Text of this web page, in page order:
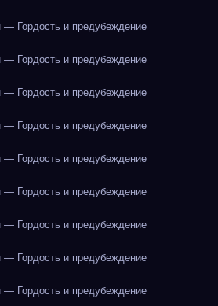
Гордость и предубеждение
Гордость и предубеждение
Гордость и предубеждение
Гордость и предубеждение
Гордость и предубеждение
Гордость и предубеждение
Гордость и предубеждение
Гордость и предубеждение
Гордость и предубеждение